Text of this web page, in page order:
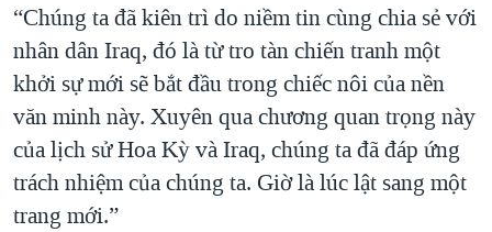
“Chúng ta đã kiên trì do niềm tin cùng chia sẻ với
nhân dân Iraq, đó là từ tro tàn chiến tranh một
khởi sự mới sẽ bắt đầu trong chiếc nôi của nền
văn minh này. Xuyên qua chương quan trọng này
của lịch sử Hoa Kỳ và Iraq, chúng ta đã đáp ứng
trách nhiệm của chúng ta. Giờ là lúc lật sang một
trang mới.”